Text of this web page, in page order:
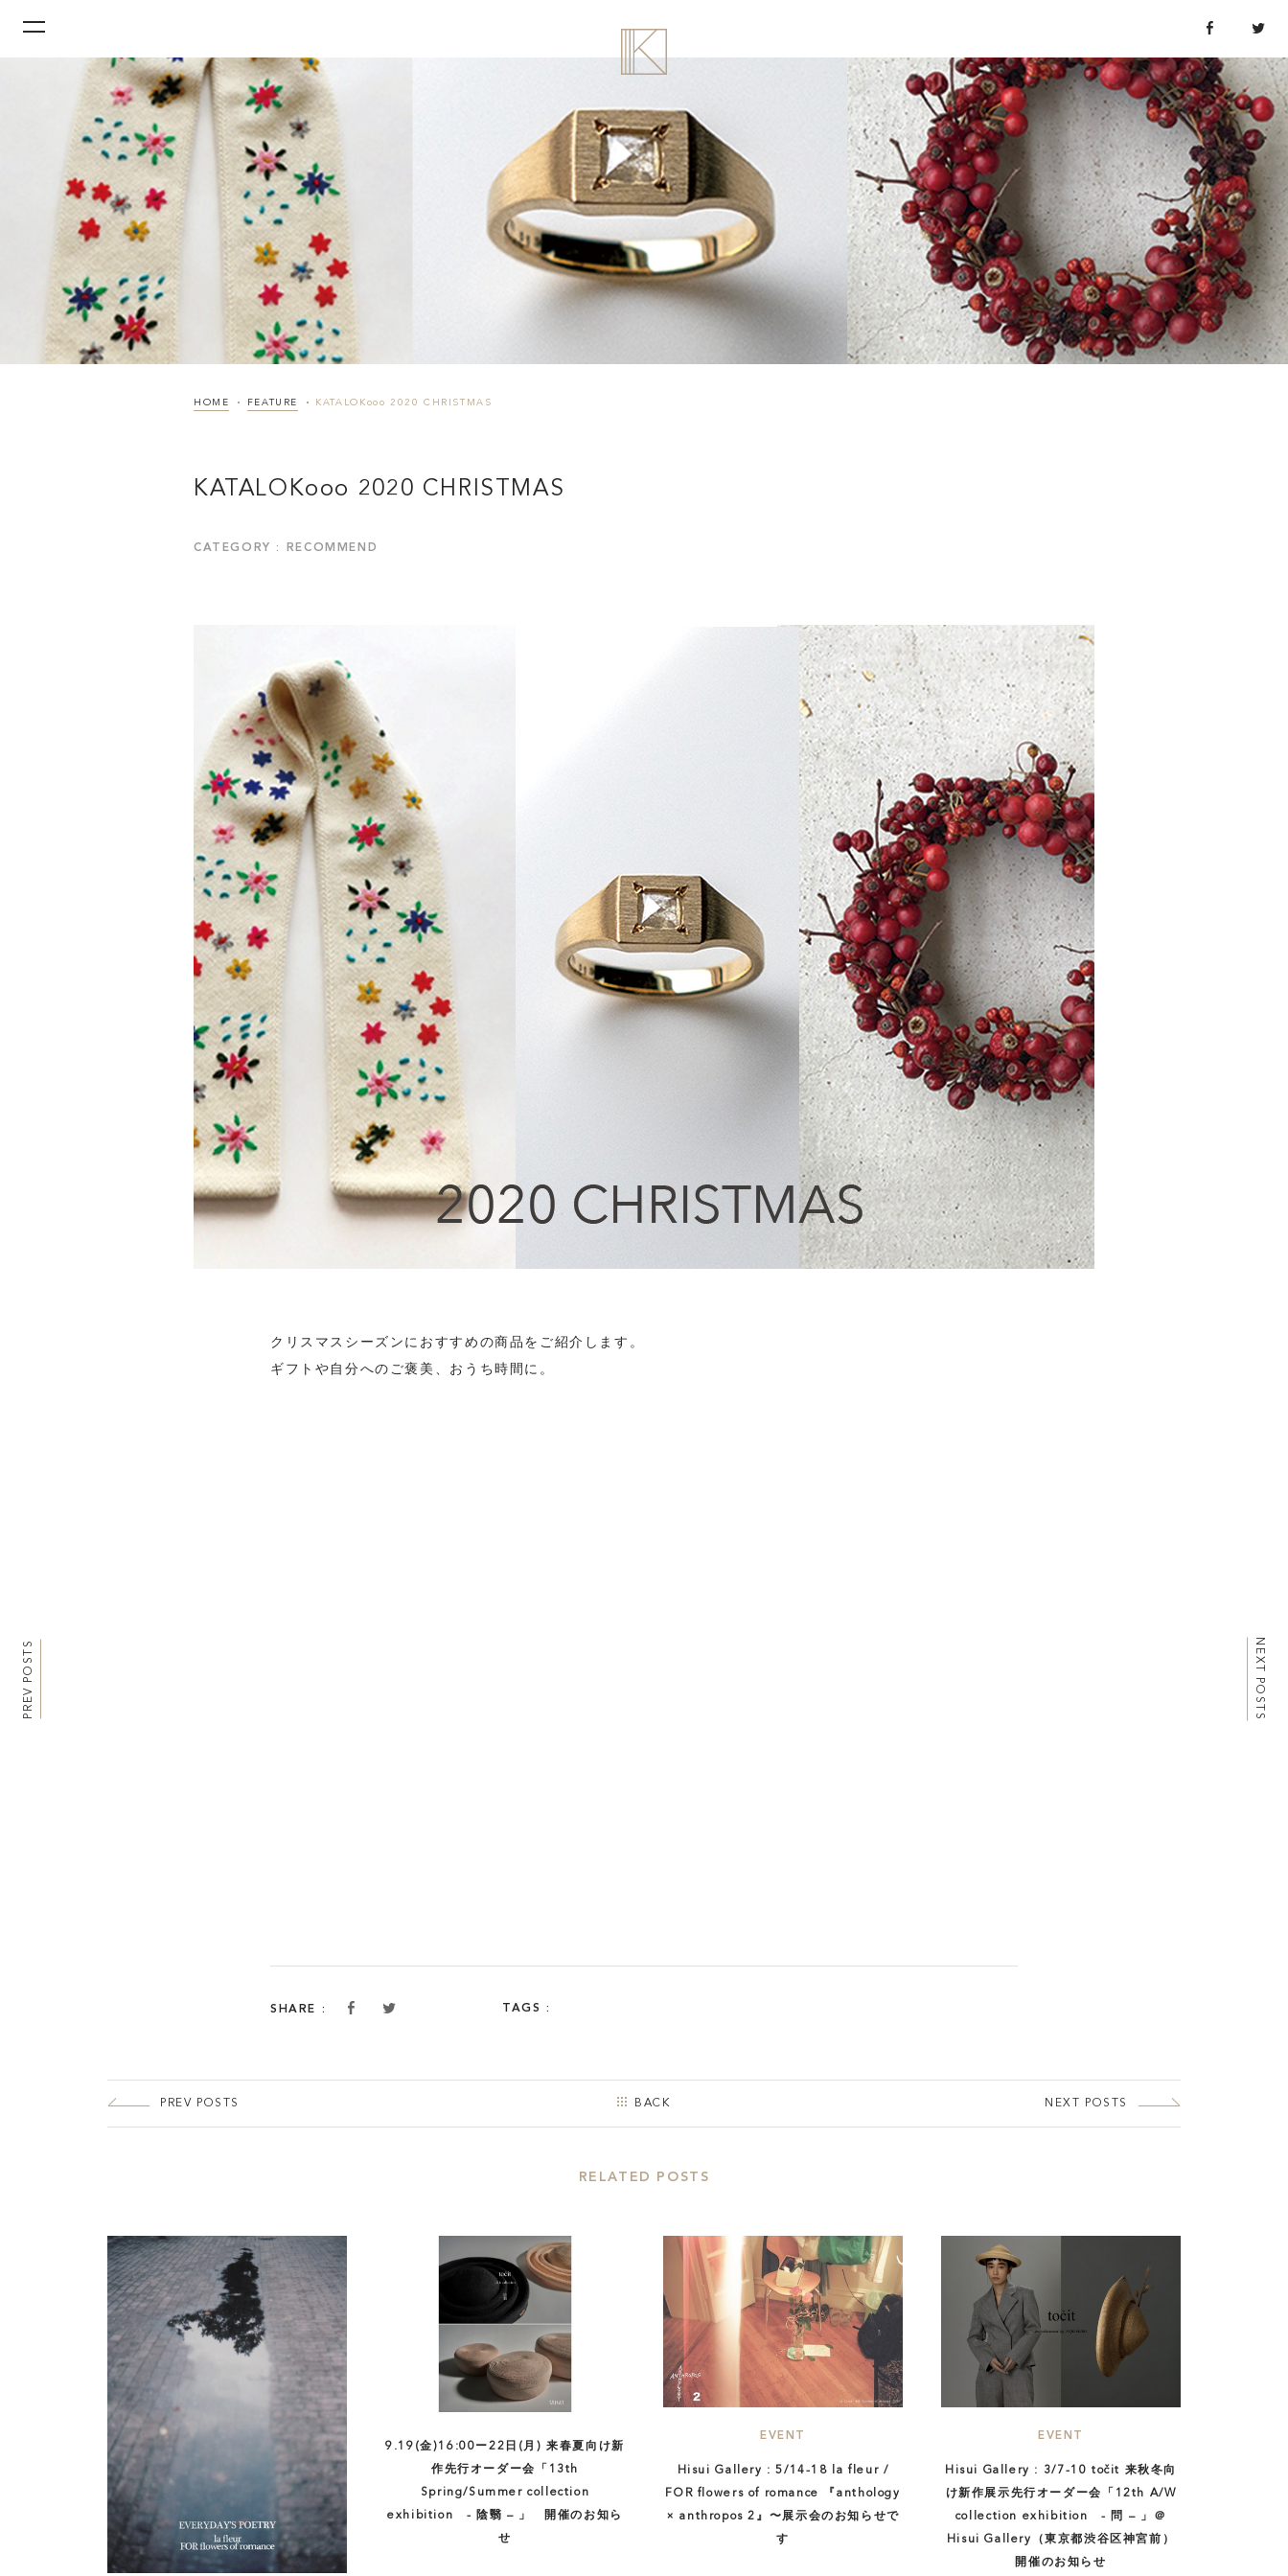
http://katalok.ooo
HOME FEATURE KATALOKooo 2020 CHRISTMAS
PREV POSTS NEXT POSTS
KATALOKooo 2020 CHRISTMAS
CATEGORY : RECOMMEND
クリスマスシーズンにおすすめの商品をご紹介します。
ギフトや自分へのご褒美、おうち時間に。
SHARE : TAGS :
PREV POSTS BACK NEXT POSTS
RELATED POSTS
9.19(金)16:00ー22日(月) 来春夏向け新
作先行オーダー会「13th
Spring/Summer collection
exhibition - 陰翳 – 」 開催のお知ら
せ
EVENT
Hisui Gallery : 5/14-18 la fleur /
FOR flowers of romance 『anthology
× anthropos 2』〜展示会のお知らせで
す
EVENT
Hisui Gallery : 3/7-10 točit 来秋冬向
け新作展示先行オーダー会「12th A/W
collection exhibition - 問 – 」＠
Hisui Gallery（東京都渋谷区神宮前）
開催のお知らせ